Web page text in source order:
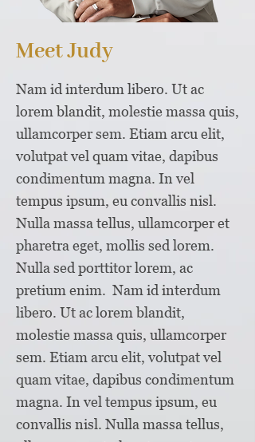
Meet Judy
Nam id interdum libero. Ut ac
lorem blandit, molestie massa quis,
ullamcorper sem. Etiam arcu elit,
volutpat vel quam vitae, dapibus
condimentum magna. In vel
tempus ipsum, eu convallis nisl.
Nulla massa tellus, ullamcorper et
pharetra eget, mollis sed lorem.
Nulla sed porttitor lorem, ac
pretium enim. Nam id interdum
libero. Ut ac lorem blandit,
molestie massa quis, ullamcorper
sem. Etiam arcu elit, volutpat vel
quam vitae, dapibus condimentum
magna. In vel tempus ipsum, eu
convallis nisl. Nulla massa tellus,